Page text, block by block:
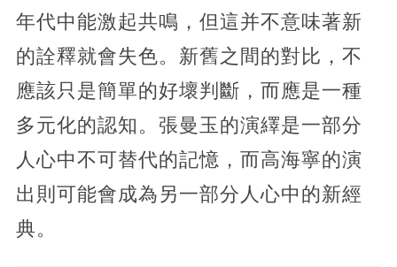
年代中能激起共鳴，但這并不意味著新
的詮釋就會失色。新舊之間的對比，不
應該只是簡單的好壞判斷，而應是一種
多元化的認知。張曼玉的演繹是一部分
人心中不可替代的記憶，而高海寧的演
出則可能會成為另一部分人心中的新經
典。